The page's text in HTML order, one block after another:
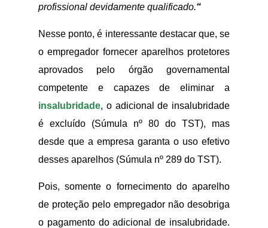
profissional devidamente qualificado.“
Nesse ponto, é interessante destacar que, se
o empregador fornecer aparelhos protetores
aprovados pelo órgão governamental
competente e capazes de eliminar a
insalubridade, o adicional de insalubridade
é excluído (Súmula nº 80 do TST), mas
desde que a empresa garanta o uso efetivo
desses aparelhos (Súmula nº 289 do TST).
Pois, somente o fornecimento do aparelho
de proteção pelo empregador não desobriga
o pagamento do adicional de insalubridade.